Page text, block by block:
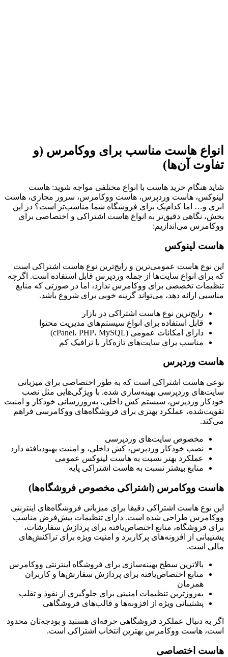
انواع هاست مناسب برای ووکامرس (و
تفاوت آن‌ها)
شاید هنگام خرید هاست با انواع مختلفی مواجه شوید: هاست
لینوکس، هاست وردپرس، هاست ووکامرس، سرور مجازی، هاست
ابری و… اما کدام‌یک برای فروشگاه شما مناسب‌تر است؟ در این
بخش، نگاهی دقیق‌تر به انواع هاست اشتراکی و اختصاصی برای
ووکامرس می‌اندازیم:
هاست لینوکس
این نوع هاست عمومی‌ترین و رایج‌ترین نوع هاست اشتراکی است
که برای انواع سایت‌ها از جمله وردپرس قابل استفاده است. اگرچه
تنظیمات تخصصی برای ووکامرس ندارد، اما در صورتی که منابع
مناسبی ارائه دهد، می‌تواند گزینه خوبی برای شروع باشد.
رایج‌ترین نوع هاست اشتراکی در بازار
قابل استفاده برای انواع سیستم‌های مدیریت محتوا
دارای امکانات عمومی (cPanel، PHP، MySQL)
مناسب برای سایت‌های تازه‌کار با ترافیک کم
هاست وردپرس
نوعی هاست اشتراکی است که به طور اختصاصی برای میزبانی
سایت‌های وردپرسی بهینه‌سازی شده. با ویژگی‌هایی مثل نصب
خودکار وردپرس، سیستم کش داخلی، به‌روزرسانی خودکار و امنیت
تقویت‌شده، عملکرد بهتری برای فروشگاه‌های ووکامرسی فراهم
می‌کند.
مخصوص سایت‌های وردپرسی
نصب خودکار وردپرس، کش داخلی، و امنیت بهبود‌یافته دارد
عملکرد بهتر نسبت به هاست لینوکس عمومی
منابع بیشتر نسبت به هاست اشتراکی پایه
هاست ووکامرس (اشتراکی مخصوص فروشگاه‌ها)
این نوع هاست اشتراکی دقیقا برای میزبانی فروشگاه‌های اینترنتی
ووکامرس طراحی شده است. دارای تنظیمات پیش‌فرض مناسب
برای فروشگاه، منابع اختصاص‌یافته برای پردازش سفارشات،
پشتیبانی از افزونه‌های پرکاربرد و امنیت ویژه برای تراکنش‌های
مالی است.
بالاترین سطح بهینه‌سازی برای فروشگاه اینترنتی ووکامرس
منابع اختصاص‌یافته برای پردازش سفارش‌ها و کاربران
همزمان
به‌روزترین تنظیمات امنیتی برای جلوگیری از نفوذ و تقلب
پشتیبانی ویژه از افزونه‌ها و قالب‌های فروشگاهی
اگر به دنبال عملکرد فروشگاهی حرفه‌ای هستید و بودجه‌تان محدود
است، هاست ووکامرس بهترین انتخاب اشتراکی است.
هاست اختصاصی